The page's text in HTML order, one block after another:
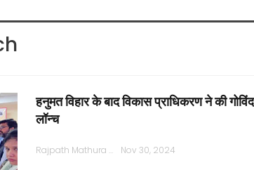
हनुमत विहार के बाद विकास प्राधिकरण ने की
लॉन्च
Rajpath Mathura Nov 30, 2024